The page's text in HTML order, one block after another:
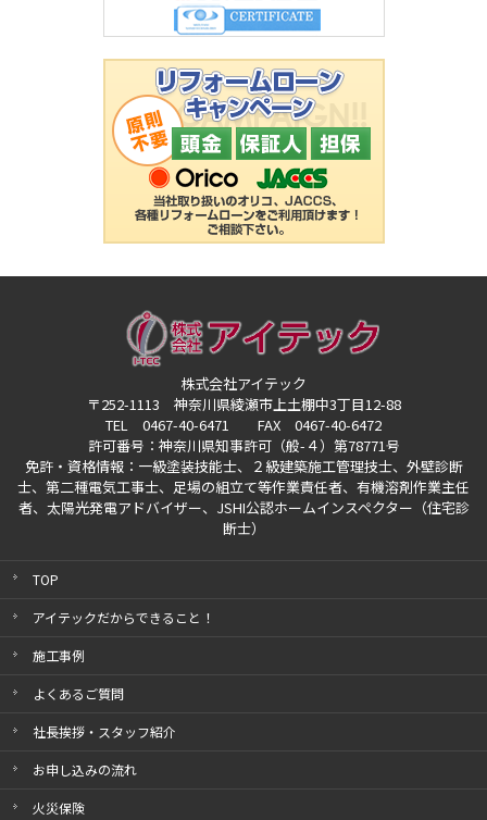
株式会社アイテック
〒252-1113 神奈川県綾瀬市上土棚中3丁目12-88
TEL 0467-40-6471 FAX 0467-40-6472
許可番号：神奈川県知事許可（般-４）第78771号
免許・資格情報：一級塗装技能士、２級建築施工管理技士、外壁診断
士、第二種電気工事士、 足場の組立て等作業責任者、有機溶剤作業主任
者、太陽光発電アドバイザー、 JSHI公認ホームインスペクター（住宅診
断士）
TOP
アイテックだからできること！
施工事例
よくあるご質問
社長挨拶・スタッフ紹介
お申し込みの流れ
火災保険